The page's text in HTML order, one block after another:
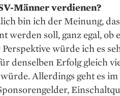
­Männer verdienen?
bin ich der Meinung,
werden soll, ganz egal,
Perspektive würde ich es
den­selben Erfolg gleich
Allerdings geht es